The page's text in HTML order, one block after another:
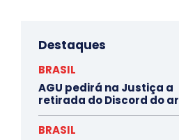
Destaques
BRASIL
AGU pedirá na Justiça a
retirada do Discord do ar
BRASIL